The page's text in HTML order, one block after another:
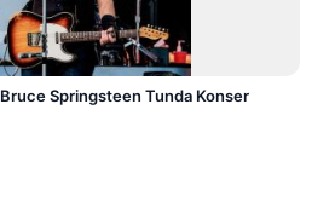
Springsteen Tunda Konser